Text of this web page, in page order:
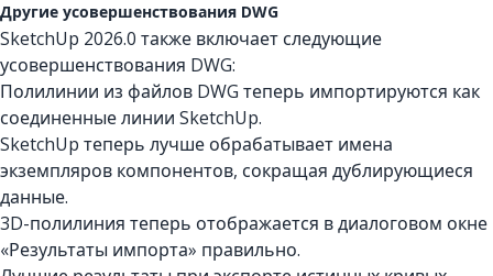
Другие усовершенствования DWG
SketchUp 2026.0 также включает следующие
усовершенствования DWG:
Полилинии из файлов DWG теперь импортируются как
соединенные линии SketchUp.
SketchUp теперь лучше обрабатывает имена
экземпляров компонентов, сокращая дублирующиеся
данные.
3D-полилиния теперь отображается в диалоговом окне
«Результаты импорта» правильно.